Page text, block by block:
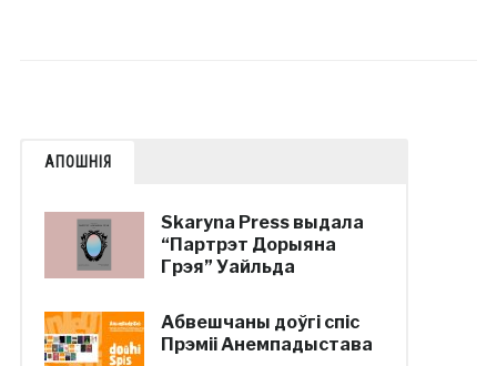
АПОШНІЯ
Skaryna Press выдала
“Партрэт Дорыяна
Грэя” Уайльда
Абвешчаны доўгі спіс
Прэміі Анемпадыстава